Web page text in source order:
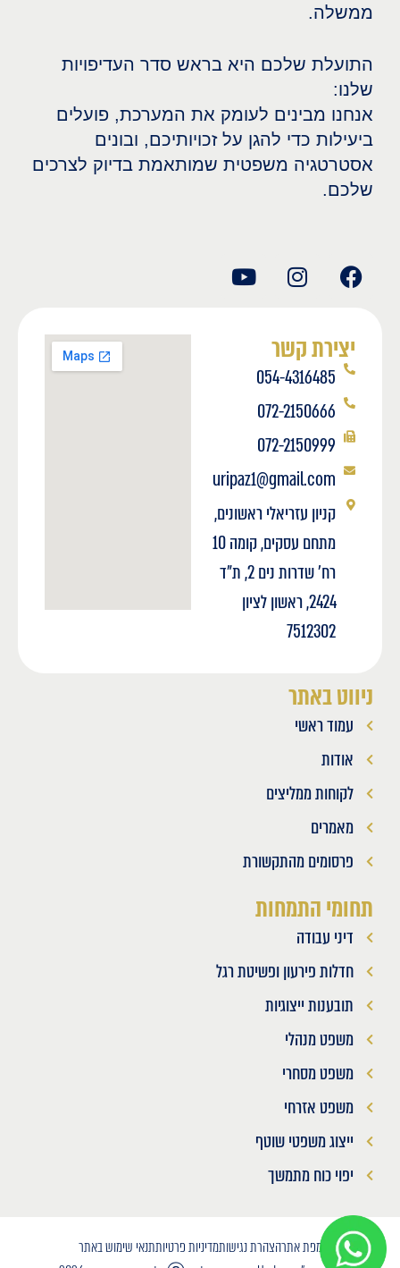
ממשלה.
התועלת שלכם היא בראש סדר העדיפויות
שלנו:
אנחנו מבינים לעומק את המערכת, פועלים
ביעילות כדי להגן על זכויותיכם, ובונים
אסטרטגיה משפטית שמותאמת בדיוק לצרכים
שלכם.
ניווט באתר
עמוד ראשי
אודות
לקוחות ממליצים
מאמרים
פרסומים מהתקשורת
תחומי התמחות
דיני עבודה
חדלות פירעון ופשיטת רגל
תובענות ייצוגיות
משפט מנהלי
משפט מסחרי
משפט אזרחי
ייצוג משפטי שוטף
יפוי כוח מתמשך
יצירת קשר
054-4316485
072-2150666
072-2150999
uripaz1@gmail.com
קניון עזריאלי ראשונים,
מתחם עסקים, קומה 10
רח' שדרות נים 2, ת"ד
2424, ראשון לציון
7512302
מפת אתרהצהרת נגישותמדיניות פרטיותתנאי שימוש באתר